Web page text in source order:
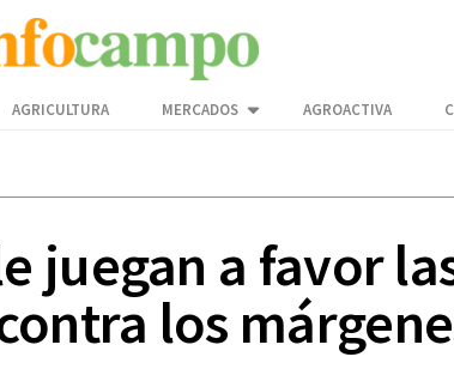
AGRICULTURA MERCADOS AGROACTIVA
juegan a favor
los